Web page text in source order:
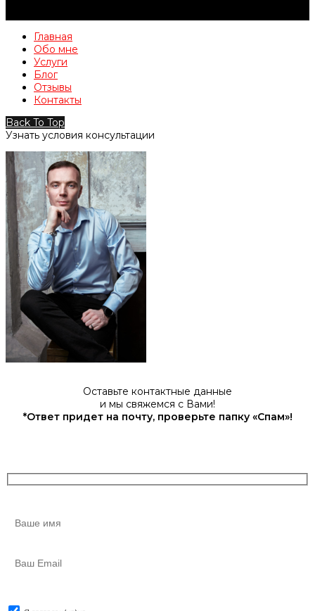
Главная
Обо мне
Услуги
Блог
Отзывы
Контакты
Back To Top
Узнать условия консультации
Оставьте контактные данные
и мы свяжемся с Вами!
*Ответ придет на почту, проверьте папку «Спам»!